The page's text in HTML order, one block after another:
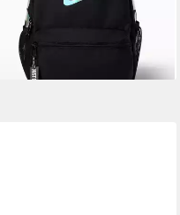
27,99 €
lieferbar - in 1-2 Werktagen bei dir